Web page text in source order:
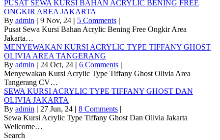
PUSAT SEWA KURSI BAHAN ACRYLIC BENING FREE
ONGKIR AREA JAKARTA
By admin | 9 Nov, 24 | 5 Comments |
Pusat Sewa Kursi Bahan Acrylic Bening Free Ongkir Area
Jakarta…
MENYEWAKAN KURSI ACRYLIC TYPE TIFFANY GHOST
OLIVIA AREA TANGERANG
By admin | 24 Oct, 24 | 6 Comments |
Menyewakan Kursi Acrylic Type Tiffany Ghost Olivia Area
Tangerang CV…
SEWA KURSI ACRYLIC TYPE TIFFANY GHOST DAN
OLIVIA JAKARTA
By admin | 27 Jun, 24 | 8 Comments |
Sewa Kursi Acrylic Type Tiffany Ghost Dan Olivia Jakarta
Wellcome…
Search